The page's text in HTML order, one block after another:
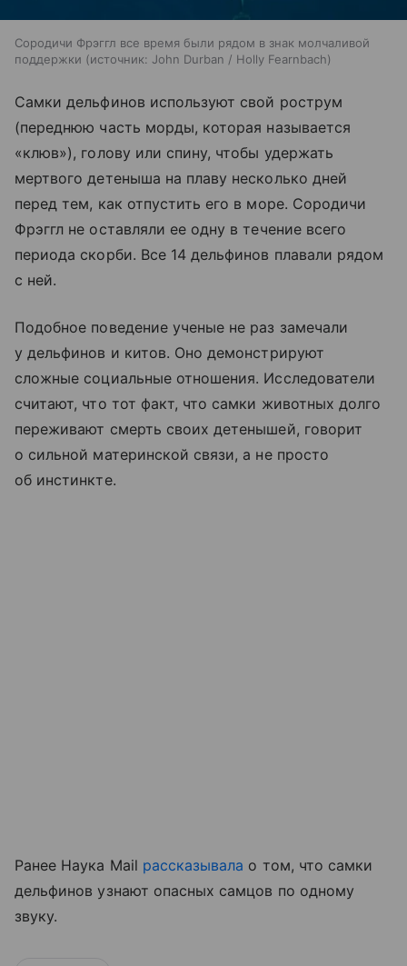
Сородичи Фрэггл все время были рядом в знак молчаливой
поддержки
источник: John Durban / Holly Fearnbach
Самки дельфинов используют свой рострум
(переднюю часть морды, которая называется
«клюв»), голову или спину, чтобы удержать
мертвого детеныша на плаву несколько дней
перед тем, как отпустить его в море. Сородичи
Фрэггл не оставляли ее одну в течение всего
периода скорби. Все 14 дельфинов плавали рядом
с ней.
Подобное поведение ученые не раз замечали
у дельфинов и китов. Оно демонстрируют
сложные социальные отношения. Исследователи
считают, что тот факт, что самки животных долго
переживают смерть своих детенышей, говорит
о сильной материнской связи, а не просто
об инстинкте.
Ранее Наука Mail рассказывала о том, что самки
дельфинов узнают опасных самцов по одному
звуку.